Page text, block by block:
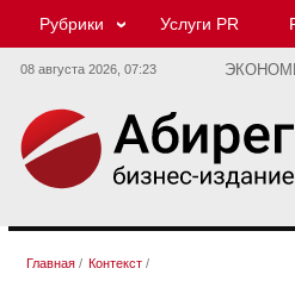
Рубрики Услуги PR
08 августа 2026, 07:23
Главная / Контекст /